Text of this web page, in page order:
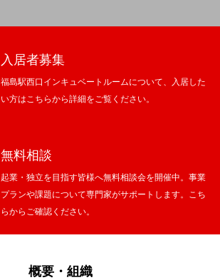
入居者募集
福島駅西口インキュベートルームについて、入居した
い方はこちらから詳細をご覧ください。
無料相談
起業・独立を目指す皆様へ無料相談会を開催中。事業
プランや課題について専門家がサポートします。こち
らからご確認ください。
概要・組織